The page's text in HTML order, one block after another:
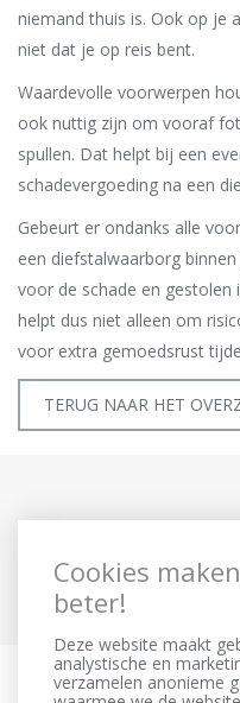
niemand thuis is. Ook op je
niet dat je op reis bent.
Waardevolle voorwerpen
ook nuttig zijn om vooraf
spullen. Dat helpt bij een
schadevergoeding na een
Gebeurt er ondanks alle
een diefstalwaarborg
voor de schade en gestolen
helpt dus niet alleen om
voor extra gemoedsrust
TERUG NAAR HET
Cookies
beter!
Deze website maakt
analystische en
verzamelen anonieme